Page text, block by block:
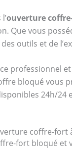
ouverture
Que vous
outils et de
professionnel
bloqué vous
24h/
coffre-
fort bloqué et